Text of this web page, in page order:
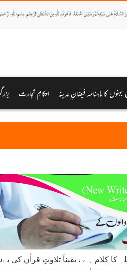
بہنوں کا ماہنامہ فیضانِ مدینہ احکامِ تجارت
کا کلام ہے ، یقیناً تلاوتِ قراٰن کی